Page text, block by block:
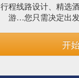
行程线路设计、精选
游…您只需决定出发
开